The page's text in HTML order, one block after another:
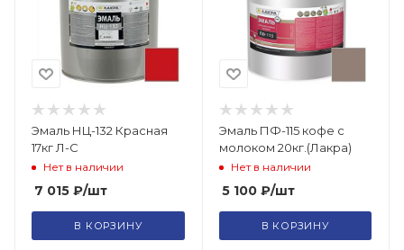
Эмаль НЦ-132 Красная
17кг Л-С
Нет в наличии
7 015 ₽/шт
В КОРЗИНУ
Эмаль ПФ-115 кофе с
молоком 20кг.(Лакра)
Нет в наличии
5 100₽/шт
В КОРЗИНУ